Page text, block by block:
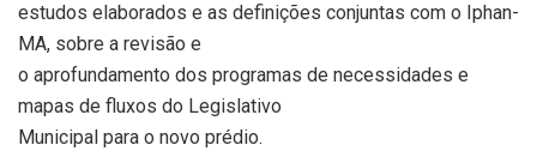
estudos elaborados e as definições conjuntas com o Iphan-
MA, sobre a revisão e
o aprofundamento dos programas de necessidades e
mapas de fluxos do Legislativo
Municipal para o novo prédio.